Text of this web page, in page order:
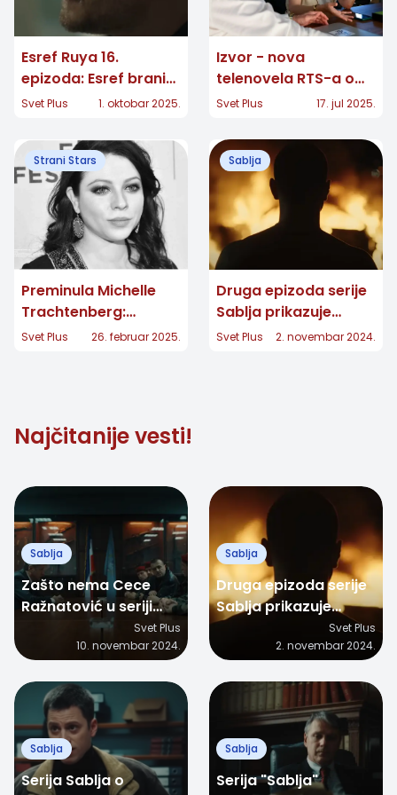
Esref Ruya 16.
epizoda: Esref brani
Nisan od novih
Svet Plus 1. oktobar 2025.
Izvor - nova
telenovela RTS-a o
ljubavi, porodici i
Svet Plus 17. jul 2025.
Strani Stars
Preminula Michelle
Trachtenberg:
Zvezda serija „Gossip
Svet Plus 26. februar 2025.
Sablja
Druga epizoda serije
Sablja prikazuje
dešavanja nakon
Svet Plus 2. novembar 2024.
Najčitanije vesti!
Sablja
Zašto nema Cece
Ražnatović u seriji
"Sablja"? Kreatori
otkrivaju pravu priču!
Svet Plus
10. novembar 2024.
Sablja
Druga epizoda serije
Sablja prikazuje
dešavanja nakon
ubistva premijera!
Svet Plus
2. novembar 2024.
Sablja
Serija Sablja o
Sablja
Serija "Sablja"